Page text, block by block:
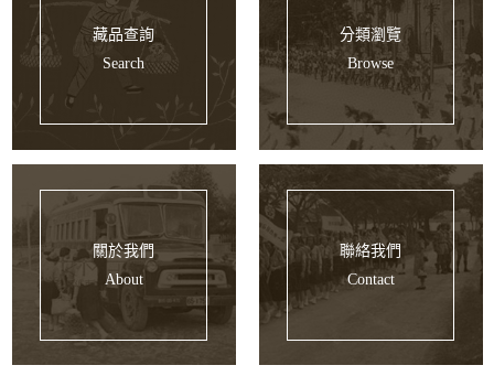
藏品查詢
Search
分類瀏覽
Browse
關於我們
About
聯絡我們
Contact